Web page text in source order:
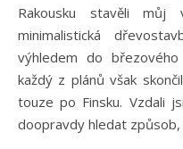
Rakousku stavěli můj
minimalistická
výhledem do
každý z plánů však
touze po Finsku. Vzdali
doopravdy hledat způsob,